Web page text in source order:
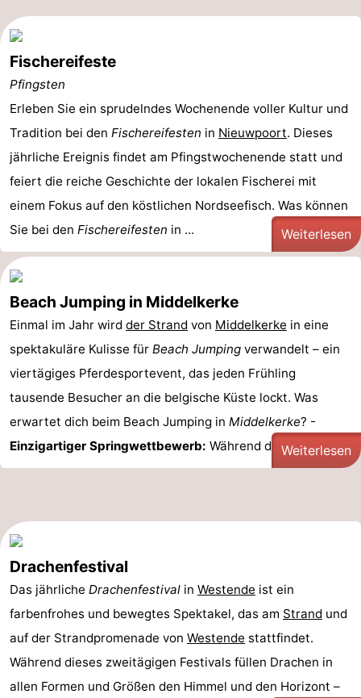
Fischereifeste
Pfingsten
Erleben Sie ein sprudelndes Wochenende voller Kultur und
Tradition bei den Fischereifesten in Nieuwpoort. Dieses
jährliche Ereignis findet am Pfingstwochenende statt und
feiert die reiche Geschichte der lokalen Fischerei mit
einem Fokus auf den köstlichen Nordseefisch. Was können
Sie bei den Fischereifesten in ... Weiterlesen
Beach Jumping in Middelkerke
Einmal im Jahr wird der Strand von Middelkerke in eine
spektakuläre Kulisse für Beach Jumping verwandelt – ein
viertägiges Pferdesportevent, das jeden Frühling
tausende Besucher an die belgische Küste lockt. Was
erwartet dich beim Beach Jumping in Middelkerke? -
Einzigartiger Springwettbewerb: Während derEbbe ...
Weiterlesen
Drachenfestival
Das jährliche Drachenfestival in Westende ist ein
farbenfrohes und bewegtes Spektakel, das am Strand und
auf der Strandpromenade von Westende stattfindet.
Während dieses zweitägigen Festivals füllen Drachen in
allen Formen und Größen den Himmel und den Horizont –